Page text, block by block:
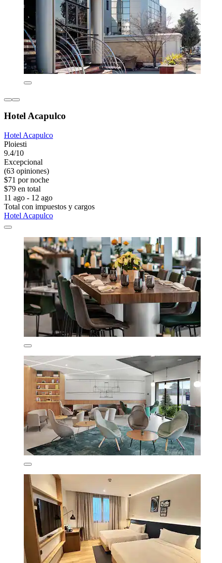
Hotel Acapulco
Hotel Acapulco
Ploiesti
9.4/10
Excepcional
(63 opiniones)
$71 por noche
$79 en total
11 ago - 12 ago
Total con impuestos y cargos
Hotel Acapulco